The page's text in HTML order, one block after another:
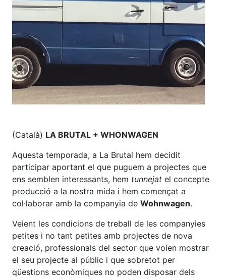
(Català) LA BRUTAL + WHONWAGEN
Aquesta temporada, a La Brutal hem decidit
participar aportant el que puguem a projectes que
ens semblen interessants, hem tunnejat el concepte
producció a la nostra mida i hem començat a
col·laborar amb la companyia de Wohnwagen.
Veient les condicions de treball de les companyies
petites i no tant petites amb projectes de nova
creació, professionals del sector que volen mostrar
el seu projecte al públic i que sobretot per
qüestions econòmiques no poden disposar dels